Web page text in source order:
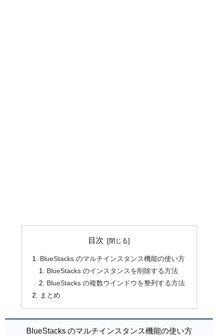
目次
BlueStacks のマルチインスタンス機能の使い方
BlueStacks のインスタンスを削除する方法
BlueStacks の複数ウインドウを整列する方法
まとめ
BlueStacks のマルチインスタンス機能の使い方